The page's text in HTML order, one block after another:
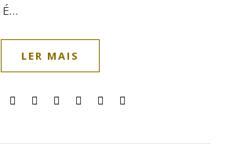
É…
LER MAIS